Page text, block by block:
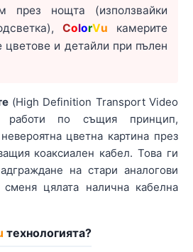
през нощта (използвайки
ColorVu камерите
цветове и детайли при пълен
(High Definition Transport Video
по същия принцип,
цветна картина през
коаксиален кабел. Това ги
на стари аналогови
цялата налична кабелна
технологията?